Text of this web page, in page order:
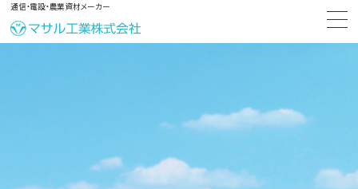
通信・電設・農業資材メーカー